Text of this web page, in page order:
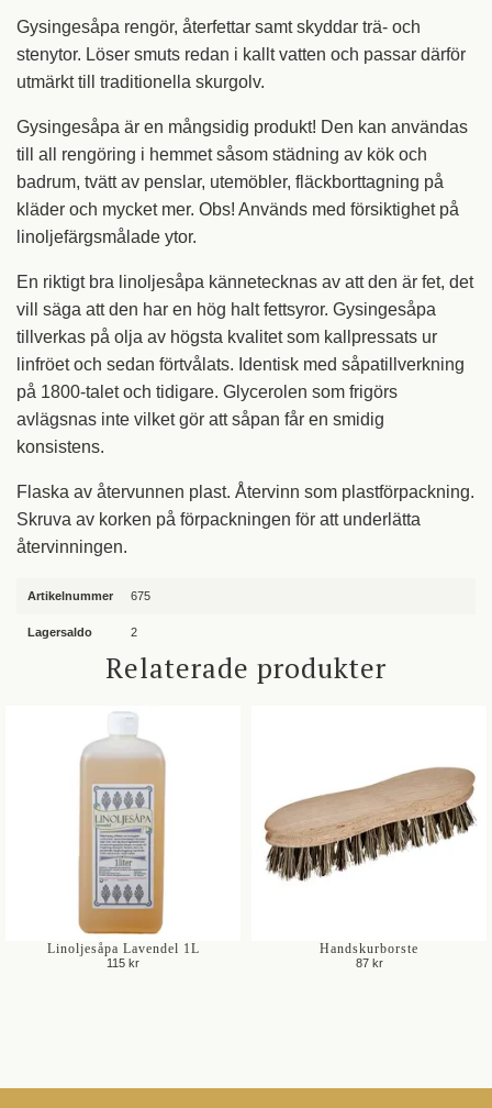
Gysingesåpa rengör, återfettar samt skyddar trä- och
stenytor. Löser smuts redan i kallt vatten och passar därför
utmärkt till traditionella skurgolv.
Gysingesåpa är en mångsidig produkt! Den kan användas
till all rengöring i hemmet såsom städning av kök och
badrum, tvätt av penslar, utemöbler, fläckborttagning på
kläder och mycket mer. Obs! Används med försiktighet på
linoljefärgsmålade ytor.
En riktigt bra linoljesåpa kännetecknas av att den är fet, det
vill säga att den har en hög halt fettsyror. Gysingesåpa
tillverkas på olja av högsta kvalitet som kallpressats ur
linfröet och sedan förtvålats. Identisk med såpatillverkning
på 1800-talet och tidigare. Glycerolen som frigörs
avlägsnas inte vilket gör att såpan får en smidig
konsistens.
Flaska av återvunnen plast. Återvinn som plastförpackning.
Skruva av korken på förpackningen för att underlätta
återvinningen.
Artikelnummer 675
Lagersaldo 2
Relaterade produkter
Linoljesåpa Lavendel 1L
115 kr
Handskurborste
87 kr